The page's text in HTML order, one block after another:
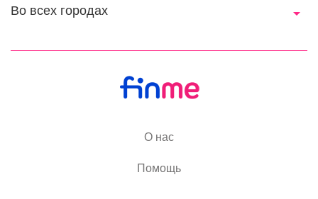
Во всех городах
О нас
Помощь